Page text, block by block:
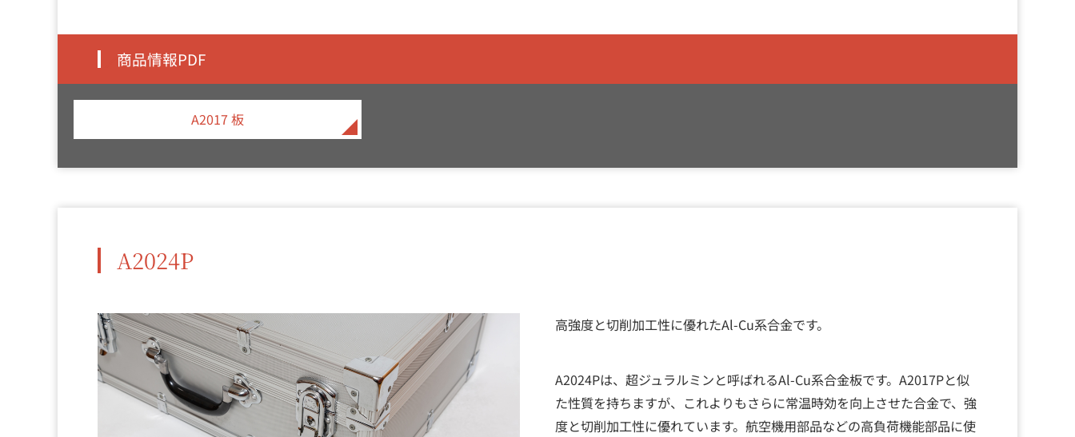
商品情報PDF
A2017 板
A2024P
高強度と切削加工性に優れたAl-Cu系合金です。
A2024Pは、超ジュラルミンと呼ばれるAl-Cu系合金板です。A2017Pと似
た性質を持ちますが、これよりもさらに常温時効を向上させた合金で、強
度と切削加工性に優れています。航空機用部品などの高負荷機能部品に使